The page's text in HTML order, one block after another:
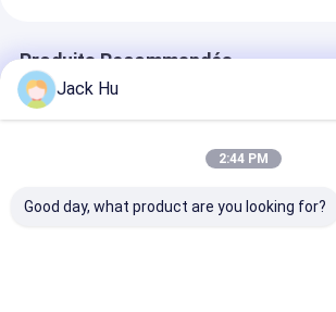
Produits Recommandés
Jack Hu
2:44 PM
Good day, what product are you looking for?